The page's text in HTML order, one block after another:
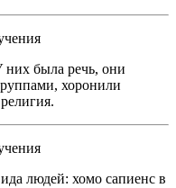
была речь, они
хоронили
людей: хомо сапиенс в